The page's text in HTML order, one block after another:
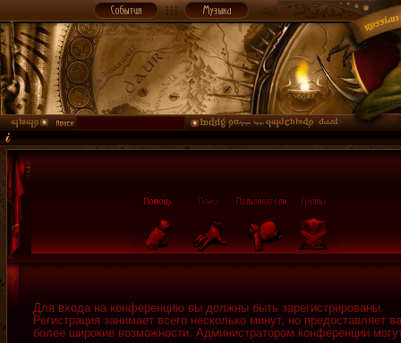
Для входа на конференцию вы должны быть зарегистрированы.
Регистрация занимает всего несколько минут, но предоставляет
более широкие возможности. Администратором конференции